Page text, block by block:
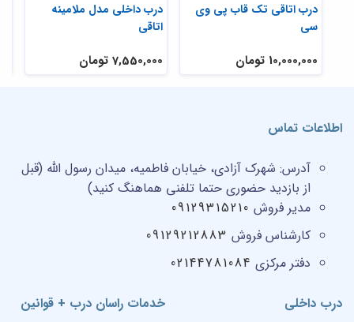
درب داخلی مدل ملامینه
اتاقی
7,550,000 تومان
درب اتاقی تک قاب پی وی
سی
10,000,000 تومان
خدمات راسان درب + قوانین درب داخلی
اطلاعات تماس
آدرس: شهرک آزادی، خیابان فاطمیه، میدان رسول الله (قبل
از بازدید حضوری حتما تلفنی هماهنگ کنید)
مدیر فروش 09129315210
کارشناس فروش 09129212883
دفتر مرکزی 02144781084